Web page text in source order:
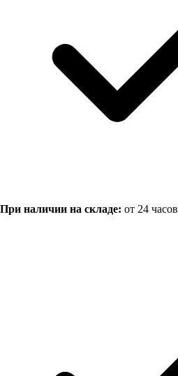
При наличии на складе: от 24 часов